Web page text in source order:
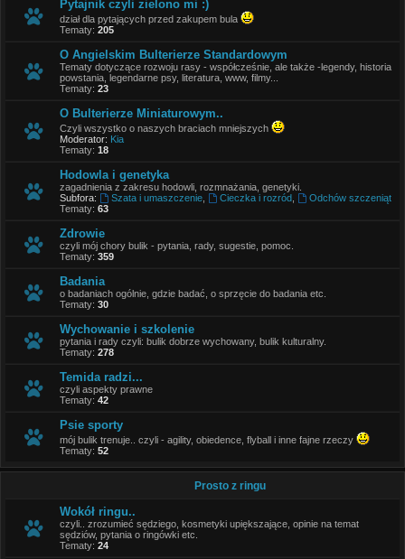
Pytajnik czyli zielono mi :)
dział dla pytających przed zakupem bula
Tematy: 205
O Angielskim Bulterierze Standardowym
Tematy dotyczące rozwoju rasy - współcześnie, ale także -legendy, historia
powstania, legendarne psy, literatura, www, filmy...
Tematy: 23
O Bulterierze Miniaturowym..
Czyli wszystko o naszych braciach mniejszych
Moderator: Kia
Tematy: 18
Hodowla i genetyka
zagadnienia z zakresu hodowli, rozmnażania, genetyki.
Subfora:
Szata i umaszczenie, Cieczka i rozród,
Odchów szczeniąt
Tematy: 63
Zdrowie
czyli mój chory bulik - pytania, rady, sugestie, pomoc.
Tematy: 359
Badania
o badaniach ogólnie, gdzie badać, o sprzęcie do badania etc.
Tematy: 30
Wychowanie i szkolenie
pytania i rady czyli: bulik dobrze wychowany, bulik kulturalny.
Tematy: 278
Temida radzi...
czyli aspekty prawne
Tematy: 42
Psie sporty
mój bulik trenuje.. czyli - agility, obiedence, flyball i inne fajne rzeczy
Tematy: 52
Prosto z ringu
Wokół ringu..
czyli.. zrozumieć sędziego, kosmetyki upiększające, opinie na temat
sędziów, pytania o ringówki etc.
Tematy: 24